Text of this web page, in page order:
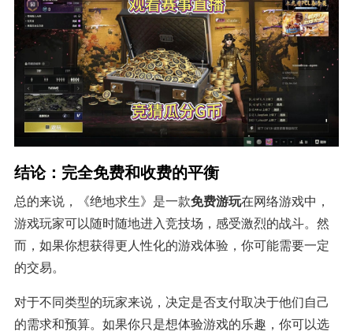
结论：完全免费和收费的平衡
总的来说，《绝地求生》是一款免费游玩在网络游戏中，
游戏玩家可以随时随地进入竞技场，感受激烈的战斗。然
而，如果你想获得更人性化的游戏体验，你可能需要一定
的交易。
对于不同类型的玩家来说，决定是否支付取决于他们自己
的需求和预算。如果你只是想体验游戏的乐趣，你可以选